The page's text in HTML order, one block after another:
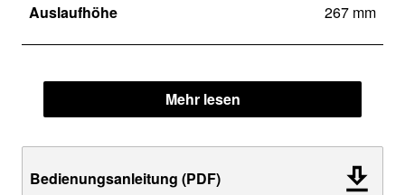
Auslaufhöhe 267 mm
Mehr lesen
Bedienungsanleitung (PDF)